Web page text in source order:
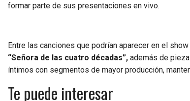
formar parte de sus presentaciones en vivo.
Entre las canciones que podrían aparecer en el
“Señora de las cuatro décadas”, además de
íntimos con segmentos de mayor producción,
Te puede interesar